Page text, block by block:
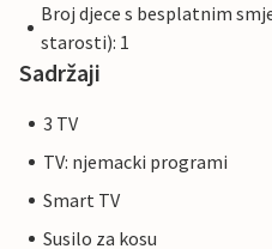
Broj djece s besplatnim
starosti): 1
Sadržaji
3 TV
TV: njemacki programi
Smart TV
Susilo za kosu